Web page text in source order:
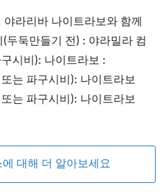
라리바 나이트라보와 함께
두둑만들기 전) : 야라밀라 컴
시비): 나이트라보 :
는 파구시비): 나이트라보
는 파구시비): 나이트라보
대해 더 알아보세요